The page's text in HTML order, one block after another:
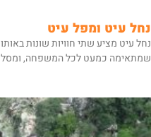
נחל עיט ומפל עיט
נחל עיט מציע שתי חוויות שונות
שמתאימה כמעט לכל המשפחה,